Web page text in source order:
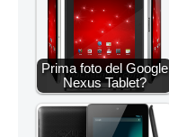
Prima foto del Google
Nexus Tablet?